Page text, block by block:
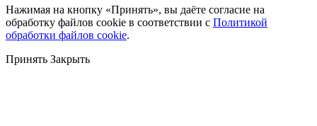
Нажимая на кнопку «Принять», вы даёте согласие на
обработку файлов cookie в соответствии с Политикой
обработки файлов cookie.
Принять Закрыть